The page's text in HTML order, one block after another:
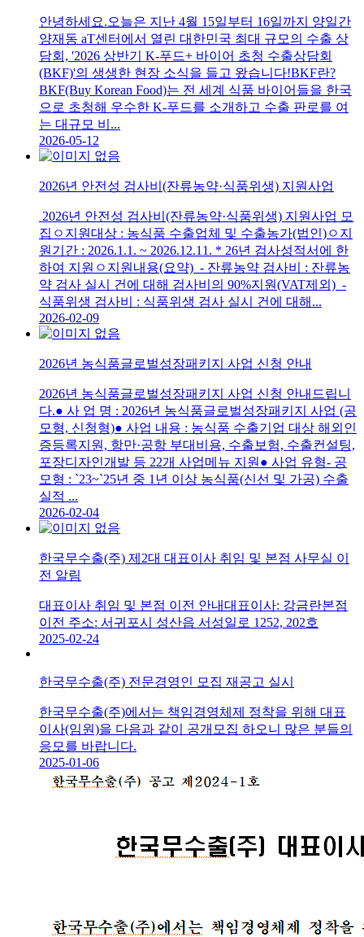
안녕하세요.오늘은 지난 4월 15일부터 16일까지 양일간
양재동 aT센터에서 열린 대한민국 최대 규모의 수출 상
담회, '2026 상반기 K-푸드+ 바이어 초청 수출상담회
(BKF)'의 생생한 현장 소식을 들고 왔습니다!BKF란?
BKF(Buy Korean Food)는 전 세계 식품 바이어들을 한국
으로 초청해 우수한 K-푸드를 소개하고 수출 판로를 여
는 대규모 비...
2026-05-12
2026년 안전성 검사비(잔류농약·식품위생) 지원사업
2026년 안전성 검사비(잔류농약·식품위생) 지원사업 모
집ㅇ지원대상 : 농식품 수출업체 및 수출농가(법인)ㅇ지
원기간 : 2026.1.1. ~ 2026.12.11. * 26년 검사성적서에 한
하여 지원ㅇ지원내용(요약) - 잔류농약 검사비 : 잔류농
약 검사 실시 건에 대해 검사비의 90%지원(VAT제외) -
식품위생 검사비 : 식품위생 검사 실시 건에 대해...
2026-02-09
2026년 농식품글로벌성장패키지 사업 신청 안내
2026년 농식품글로벌성장패키지 사업 신청 안내드립니
다.● 사 업 명 : 2026년 농식품글로벌성장패키지 사업 (공
모형, 신청형)● 사업 내용 : 농식품 수출기업 대상 해외인
증등록지원, 항만·공항 부대비용, 수출보험, 수출컨설팅,
포장디자인개발 등 22개 사업메뉴 지원● 사업 유형- 공
모형 : `23~`25년 중 1년 이상 농식품(신선 및 가공) 수출
실적 ...
2026-02-04
한국무수출(주) 제2대 대표이사 취임 및 본점 사무실 이
전 알림
대표이사 취임 및 본점 이전 안내대표이사: 강금란본점
이전 주소: 서귀포시 성산읍 서성일로 1252, 202호
2025-02-24
한국무수출(주) 전문경영인 모집 재공고 실시
한국무수출(주)에서는 책임경영체제 정착을 위해 대표
이사(임원)을 다음과 같이 공개모집 하오니 많은 분들의
응모를 바랍니다.
2025-01-06